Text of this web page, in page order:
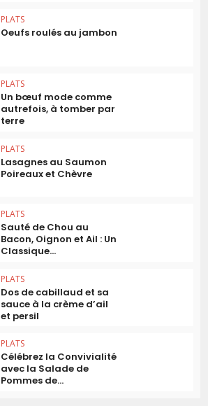
PLATS
Oeufs roulés au jambon
PLATS
Un bœuf mode comme
autrefois, à tomber par
terre
PLATS
Lasagnes au Saumon
Poireaux et Chèvre
PLATS
Sauté de Chou au
Bacon, Oignon et Ail : Un
Classique...
PLATS
Dos de cabillaud et sa
sauce à la crème d’ail
et persil
PLATS
Célébrez la Convivialité
avec la Salade de
Pommes de...